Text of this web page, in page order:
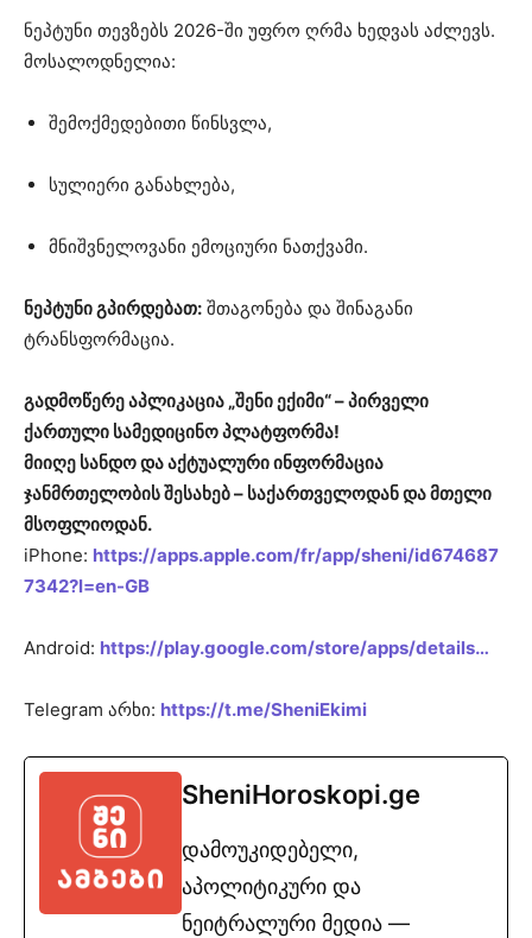
ნეპტუნი თევზებს 2026-ში უფრო ღრმა ხედვას აძლევს.
მოსალოდნელია:
შემოქმედებითი წინსვლა,
სულიერი განახლება,
მნიშვნელოვანი ემოციური ნათქვამი.
ნეპტუნი გპირდებათ: შთაგონება და შინაგანი
ტრანსფორმაცია.
გადმოწერე აპლიკაცია „შენი ექიმი“ – პირველი
ქართული სამედიცინო პლატფორმა!
მიიღე სანდო და აქტუალური ინფორმაცია
ჯანმრთელობის შესახებ – საქართველოდან და მთელი
მსოფლიოდან.
iPhone: https://apps.apple.com/fr/app/sheni/id674687
7342?l=en-GB
Android: https://play.google.com/store/apps/details…
Telegram არხი: https://t.me/SheniEkimi
SheniHoroskopi.ge
დამოუკიდებელი,
აპოლიტიკური და
ნეიტრალური მედია —